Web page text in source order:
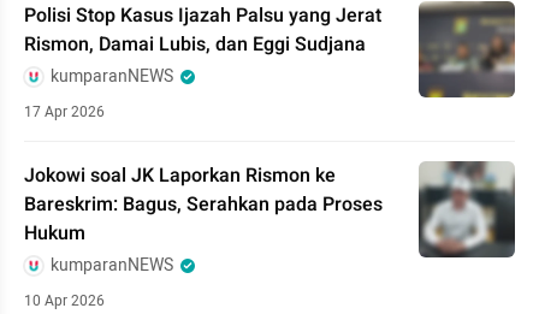
Polisi Stop Kasus Ijazah Palsu yang Jerat
Rismon, Damai Lubis, dan Eggi Sudjana
kumparanNEWS
17 Apr 2026
Jokowi soal JK Laporkan Rismon ke
Bareskrim: Bagus, Serahkan pada Proses
Hukum
kumparanNEWS
10 Apr 2026